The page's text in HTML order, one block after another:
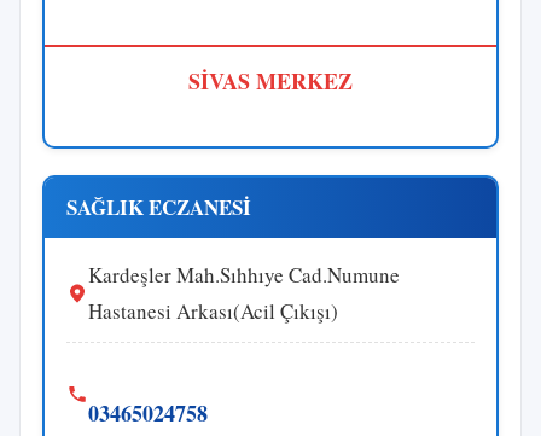
SİVAS MERKEZ
SAĞLIK ECZANESİ
Kardeşler Mah.Sıhhıye Cad.Numune
Hastanesi Arkası(Acil Çıkışı)
03465024758